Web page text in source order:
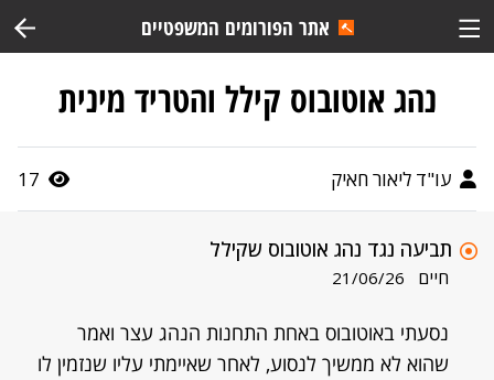
אתר הפורומים המשפטיים
נהג אוטובוס קילל והטריד מינית
עו"ד ליאור חאיק 17
תביעה נגד נהג אוטובוס שקילל
חיים 21/06/26
נסעתי באוטובוס באחת התחנות הנהג עצר ואמר
שהוא לא ממשיך לנסוע, לאחר שאיימתי עליו שנזמין לו